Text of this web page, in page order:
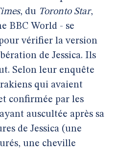
, du Toronto Star,
BBC World - se
vérifier la version
de Jessica. Ils
Selon leur enquête
qui avaient
confirmée par les
auscultée après sa
de Jessica (une
une cheville